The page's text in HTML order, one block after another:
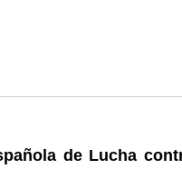
de Lucha